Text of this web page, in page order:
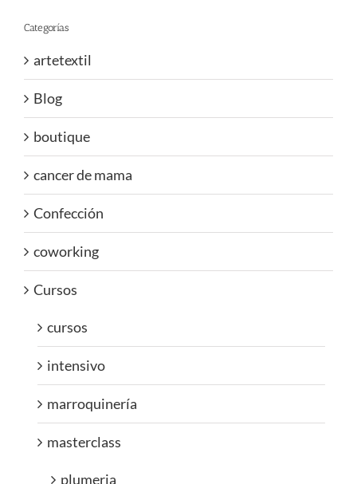
Categorías
artetextil
Blog
boutique
cancer de mama
Confección
coworking
Cursos
cursos
intensivo
marroquinería
masterclass
plumeria